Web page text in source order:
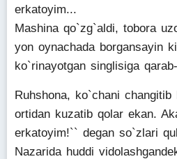
erkatoyim...
Mashina qo`zg`aldi, tobora
yon oynachada borgansayin
ko`rinayotgan singlisiga
Ruhshona, ko`chani
ortidan kuzatib qolar ekan.
erkatoyim!`` degan so`zlari
Nazarida huddi